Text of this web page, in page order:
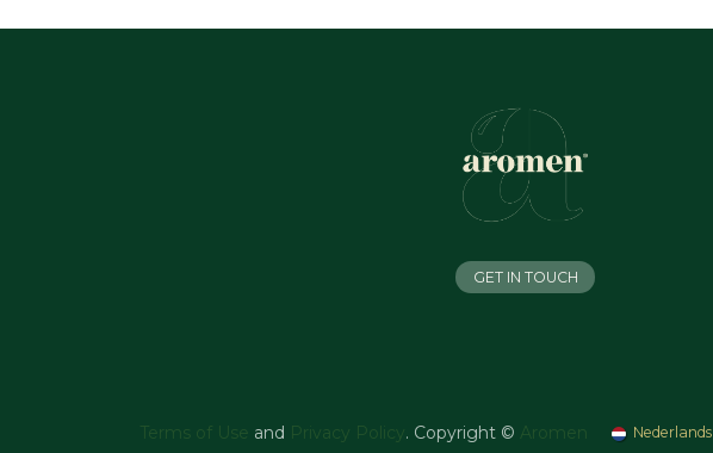
GET IN TOUCH
Terms of Use and Privacy Policy . Copyright © Aromen Nederlands